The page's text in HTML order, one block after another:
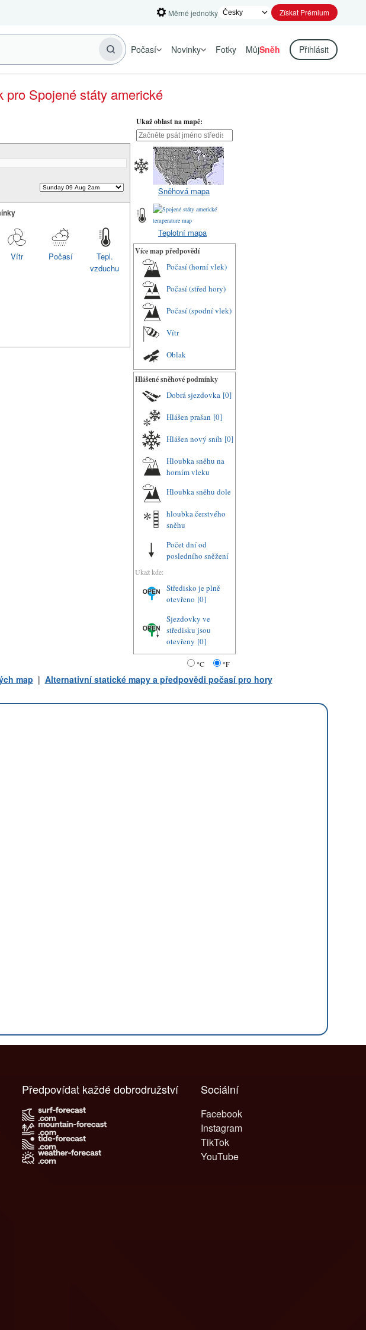
Měrné jednotky Získat Prémium
Počasí Novinky Fotky MůjSněh Přihlásit
pro Spojené státy americké
Tepl.
vzduchu
Počasí
Vítr
Ukaž oblast na mapě:
Sněhová mapa
Teplotní mapa
Více map předpovědí
Počasí (horní vlek)
Počasí (střed hory)
Počasí (spodní vlek)
Vítr
Oblak
Hlášené sněhové podmínky
Dobrá sjezdovka [0]
Hlášen prašan [0]
Hlášen nový sníh [0]
Hloubka sněhu na
horním vleku
Hloubka sněhu dole
hloubka čerstvého
sněhu
Počet dní od
posledního sněžení
Ukaž kde:
Středisko je plně
otevřeno [0]
Sjezdovky ve
středisku jsou
otevřeny [0]
°C °F
map | Alternativní statické mapy a předpovědi počasí pro hory
Sociální
Facebook
Instagram
TikTok
YouTube
Předpovídat každé dobrodružství